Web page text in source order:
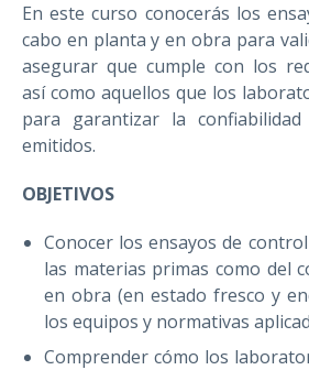
En este curso conocerás los
cabo en planta y en obra para
asegurar que cumple con los
así como aquellos que los
para garantizar la
emitidos.
OBJETIVOS
Conocer los ensayos de
las materias primas como del
en obra (en estado fresco y
los equipos y normativas
Comprender cómo los